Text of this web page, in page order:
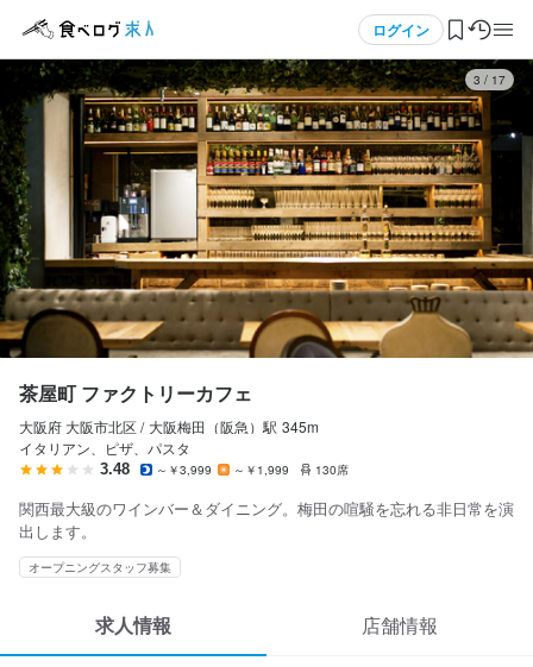
ログイン
ログイン・無料会員登録
食べログ求人TOP
求人検索
マイページ管理
気になる求人
検索履歴・保存した条件
応募履歴
スカウト・メルマガ受信設定
3 / 17
茶屋町 ファクトリーカフェ
大阪府 大阪市北区 / 大阪梅田（阪急） 駅 345m
イタリアン、ピザ、パスタ
3.48 ～￥3,999 ～￥1,999 130席
関西最大級のワインバー＆ダイニング。梅田の喧騒を忘れる非日常を演
出します。
オープニングスタッフ募集
求人情報 店舗情報
正社員 茶屋町 ファクトリーカフェ
店長候補・マネージャー
店長候補・マネージャー
月給370,000円〜440,000円
ボーナス・賞与あり 昇給あり 交通費支給
資格手当・スキル手当あり
インセンティブあり
勤務時間
10:00～23:30（実働10h・休憩1h・シフト制・残業あり(月平均20
時間)）
☆上記時間内でシフト制
☆シフトの半分は早番と遅番となります。
・11:00〜22:00
・10:00〜16:00
・17:00〜23:00
応募画面へ進む
正社員 茶屋町 ファクトリーカフェ
ホールスタッフ・サービススタッフ
ホールスタッフ・サービススタッフ
月給330,000円〜360,000円
ボーナス・賞与あり 昇給あり 交通費支給
資格手当・スキル手当あり
インセンティブあり
勤務時間
10:00～23:30（実働10h・休憩1h・シフト制・残業あり(月平均20
時間)）
☆上記時間内でシフト制
☆シフトの半分は早番と遅番となります。
・11:00〜22:00
・10:00〜16:00
・17:00〜23:00
応募画面へ進む
正社員 茶屋町 ファクトリーカフェ
料理長候補
料理長候補
月給370,000円〜450,000円
ボーナス・賞与あり 昇給あり 交通費支給
資格手当・スキル手当あり
インセンティブあり
勤務時間
10:00～23:30（実働10h・休憩1h・シフト制・残業あり(月平均20
時間)）
☆上記時間内でシフト制
☆シフトの半分は早番と遅番となります。
・11:00〜22:00
・10:00〜16:00
・17:00〜23:00
応募画面へ進む
正社員 茶屋町 ファクトリーカフェ
調理師・調理スタッフ
調理師・調理スタッフ
月給330,000円〜370,000円
ボーナス・賞与あり 昇給あり 交通費支給
資格手当・スキル手当あり
インセンティブあり
勤務時間
10:00～23:30（実働10h・休憩1h・シフト制・残業あり(月平均20
時間)）
☆上記時間内でシフト制
☆シフトの半分は早番と遅番となります。
・11:00〜22:00
・10:00〜16:00
・17:00〜23:00
応募画面へ進む
アルバイト・パート 茶屋町 ファクトリーカフェ
ホールスタッフ・サービススタッフ
ホールスタッフ・サービススタッフ
時給1,200円〜
昇給あり 交通費支給
勤務時間
10:00～23:30（実働10h・休憩1h・シフト制・残業あり(月平均20
時間)）
☆上記時間内でシフト制
☆シフトの半分は早番と遅番となります。
・11:00〜22:00
・10:00〜16:00
※通しシフト、ランチシフト、ディナーシフトを織り交ぜシフト作
✅1日の残業を1時間以内に抑えることを目標としています。
ランチタイムのみ勤務OK 終電考慮あり
応募画面へ進む
アルバイト・パート 茶屋町 ファクトリーカフェ
調理師・調理スタッフ
調理師・調理スタッフ
時給1,200円〜
昇給あり 交通費支給
勤務時間
10:00～23:30（実働10h・休憩1h・シフト制・残業あり(月平均20
時間)）
☆上記時間内でシフト制
☆シフトの半分は早番と遅番となります。
・11:00〜22:00
・10:00〜16:00
※通しシフト、ランチシフト、ディナーシフトを織り交ぜシフト作
✅1日の残業を1時間以内に抑えることを目標としています。
ランチタイムのみ勤務OK 終電考慮あり
応募画面へ進む